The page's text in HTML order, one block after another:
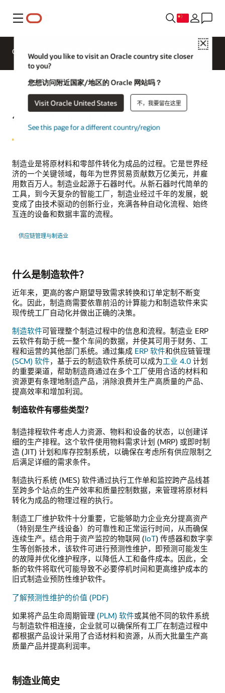
菜单
Close
Would you like to visit an Oracle country site closer
to you?
您想访问附近国家/地区的 Oracle 网站吗？
Visit Oracle United States 不，我要留在这里
See this page for a different country/region
Oracle SCM 云行业解决方案 最新动态 业务洞察
什么是制造业？
制造业是将原材料和零部件转化为成品的过程。它是世界经
济的一个关键领域，每年为世界贸易贡献数万亿美元，并雇
用数百万人。制造业起源于石器时代。从新石器时代简单的
工具，到今天复杂的智能工厂，制造业经过千年的发展，蜕
变成了由技术驱动的创新行业，充满各种自动化流程、始终
互连的设备和数据丰富的流程。
供应链管理与制造业
什么是制造软件？
近年来，更高的客户期望导致需求转换和订单定制不断变
化。因此，制造商需要依靠前沿的计算能力和制造软件来实
现传统工厂自动化并做出正确的决策。
制造软件可管理整个制造过程中的信息和流程。制造业 ERP
云软件有助于统一整个车间的数据，并使其可用于财务、工
程和运营的其他部门系统。通过集成 ERP 软件和供应链管理
(SCM) 软件，基于云的制造软件系统可以成为工业 4.0 计划
的重要渠道，帮助制造商通过在多个工厂使用合适的材料和
资源更有条理地制造产品，消除浪费并生产高质量的产品、
提高效率和增加利润。
制造软件有哪些类型？
制造排程软件考虑人力资源、物料和设备的状态，以创建详
细的生产排程。这个软件使用物料需求计划 (MRP) 或即时制
造 (JIT) 计划和库存控制系统，以确保在考虑所有供应限制之
后满足详细的需求条件。
制造执行系统 (MES) 软件通过执行工作单和监控跨产品线甚
至跨多个站点的生产效率和质量控制数据，来管理将原材料
转化为成品的物理过程的执行。
制造工厂维护软件十分重要，它能够助力企业充分提高资产
（特别是生产线设备）的可靠性和正常运行时间，从而确保
连续生产。结合用于资产监控的物联网 (IoT) 传感器和数字孪
生等创新技术，该软件可进行预测性维护，即预测可能发生
的故障并优化维护程序，以降低人工和备件成本。因此，全
新的软件将取代可能导致不必要停机时间和更高维护成本的
旧式制造业预防性维护软件。
了解预测性维护的价值 (PDF)
如果将产品生命周期管理 (PLM) 软件或其他不同的软件系统
与制造软件相连接，企业就可以确保所有工厂在制造过程中
都根据产品设计采用了合适材料和资源，从而大批量生产高
质量产品并提高利润率。
制造业简史